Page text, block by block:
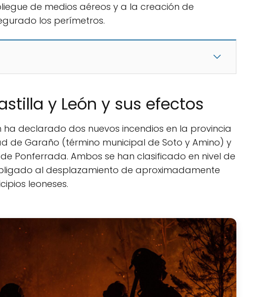
de medios aéreos y a la creación de
los perímetros.
y León y sus efectos
ha declarado dos nuevos incendios en la provincia
de Garaño (término municipal de Soto y Amino) y
Ponferrada. Ambos se han clasificado en nivel de
al desplazamiento de aproximadamente
leoneses.